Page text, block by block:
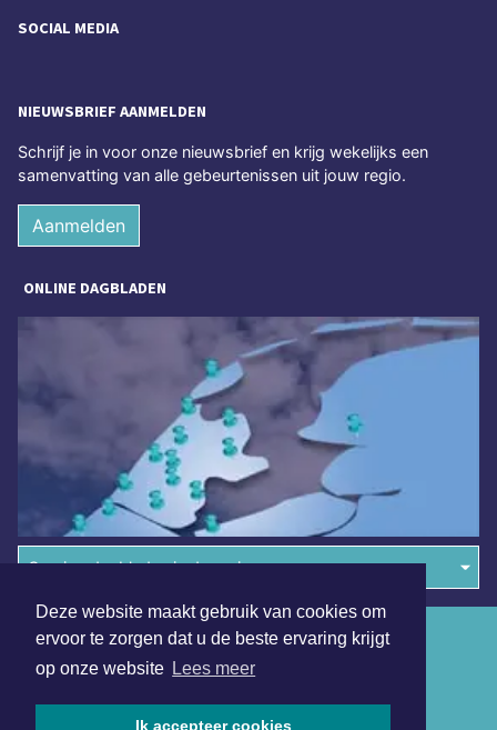
Deze website maakt gebruik van cookies om
ervoor te zorgen dat u de beste ervaring krijgt
op onze website Lees meer
Ik accepteer cookies
SOCIAL MEDIA
NIEUWSBRIEF AANMELDEN
Schrijf je in voor onze nieuwsbrief en krijg wekelijks een
samenvatting van alle gebeurtenissen uit jouw regio.
Aanmelden
ONLINE DAGBLADEN
Overige dagbladen in de regio
Algemene voorwaarden
Disclaimer